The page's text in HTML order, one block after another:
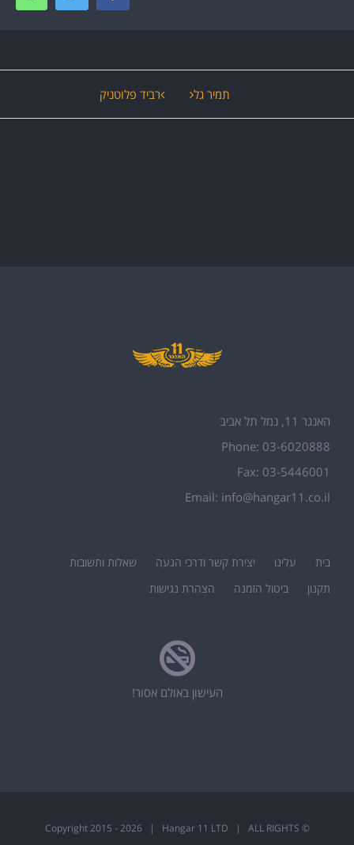
ניווט
תמיר גל רביד פלוטניק
האנגר 11, נמל תל אביב
Phone: 03-6020888
Fax: 03-5446001
Email: info@hangar11.co.il
בית עלינו יצירת קשר ודרכי הגעה
שאלות ותשובות
תקנון
ביטול הזמנה הצהרת נגישות
העישון באולם אסור!
© Copyright 2015 -
2026 | Hangar 11 LTD | ALL RIGHTS